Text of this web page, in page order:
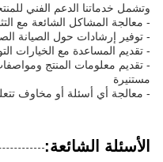
وتشمل خدماتنا الدعم الفني
- معالجة المشاكل الشائعة مع
- توفير إرشادات حول الصيانة
- تقديم المساعدة مع الخيارات
- تقديم معلومات المنتج
مستنيرة
- معالجة أي أسئلة أو مخاوف
الأسئلة الشائعة: